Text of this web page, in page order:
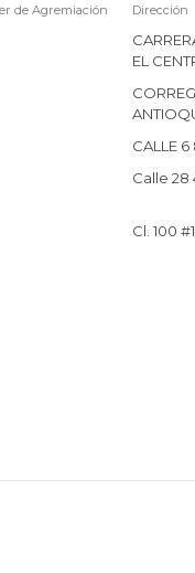
de Agremiación Dirección
EL
CALLE 6
Calle 28
Cl. 100